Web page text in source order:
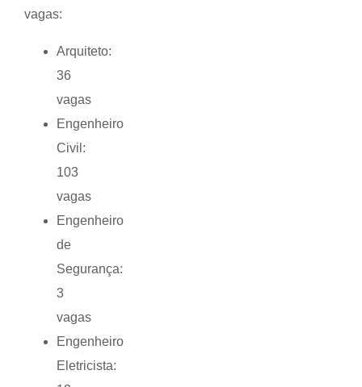
vagas:
Arquiteto:
36
vagas
Engenheiro
Civil:
103
vagas
Engenheiro
de
Segurança:
3
vagas
Engenheiro
Eletricista: